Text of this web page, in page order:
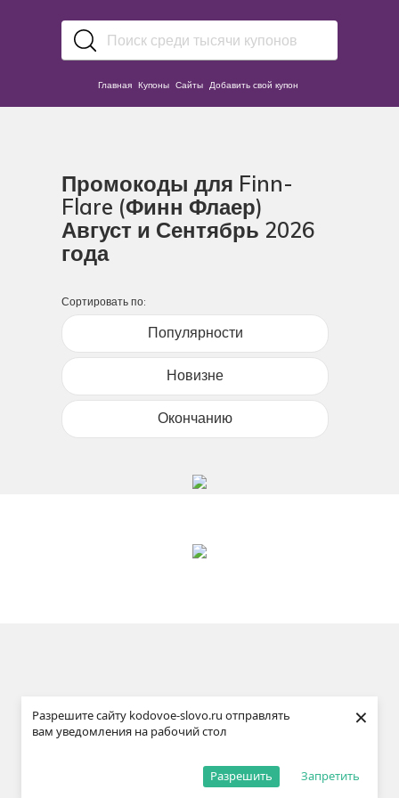
Разрешите сайту kodovoe-slovo.ru отправлять
вам уведомления на рабочий стол
Запретить
Разрешить
×
Главная Купоны Сайты Добавить свой купон
Промокоды для Finn-
Flare (Финн Флаер)
Август и Сентябрь 2026
года
Сортировать по:
Популярности
Новизне
Окончанию